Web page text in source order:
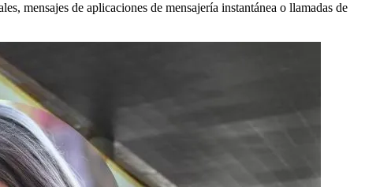
mensajes de aplicaciones de mensajería instantánea o llamadas de